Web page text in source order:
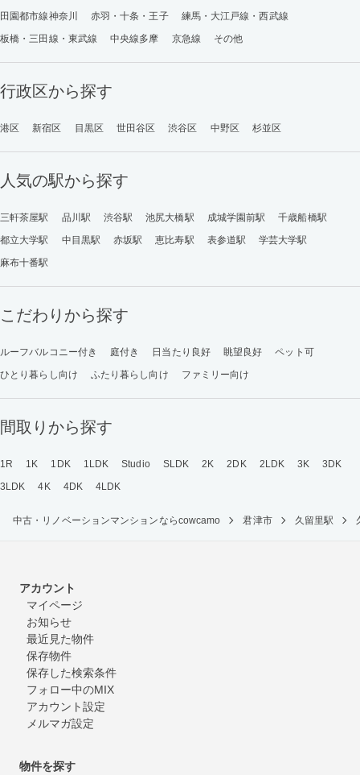
田園都市線神奈川
赤羽・十条・王子
練馬・大江戸線・西武線
板橋・三田線・東武線
中央線多摩 京急線 その他
行政区から探す
港区 新宿区 目黒区 世田谷区 渋谷区 中野区 杉並区
人気の駅から探す
三軒茶屋駅 品川駅 渋谷駅 池尻大橋駅 成城学園前駅
千歳船橋駅
都立大学駅
中目黒駅 赤坂駅 恵比寿駅 表参道駅
学芸大学駅
麻布十番駅
こだわりから探す
ルーフバルコニー付き 庭付き 日当たり良好 眺望良好
ペット可
ひとり暮らし向け
ふたり暮らし向け ファミリー向け
間取りから探す
1R 1K 1DK 1LDK Studio SLDK 2K 2DK 2LDK 3K
3DK
3LDK
4K 4DK 4LDK
中古・リノベーションマンションならcowcamo 君津市 久留里駅
アカウント
マイページ
お知らせ
最近見た物件
保存物件
保存した検索条件
フォロー中のMIX
アカウント設定
メルマガ設定
物件を探す